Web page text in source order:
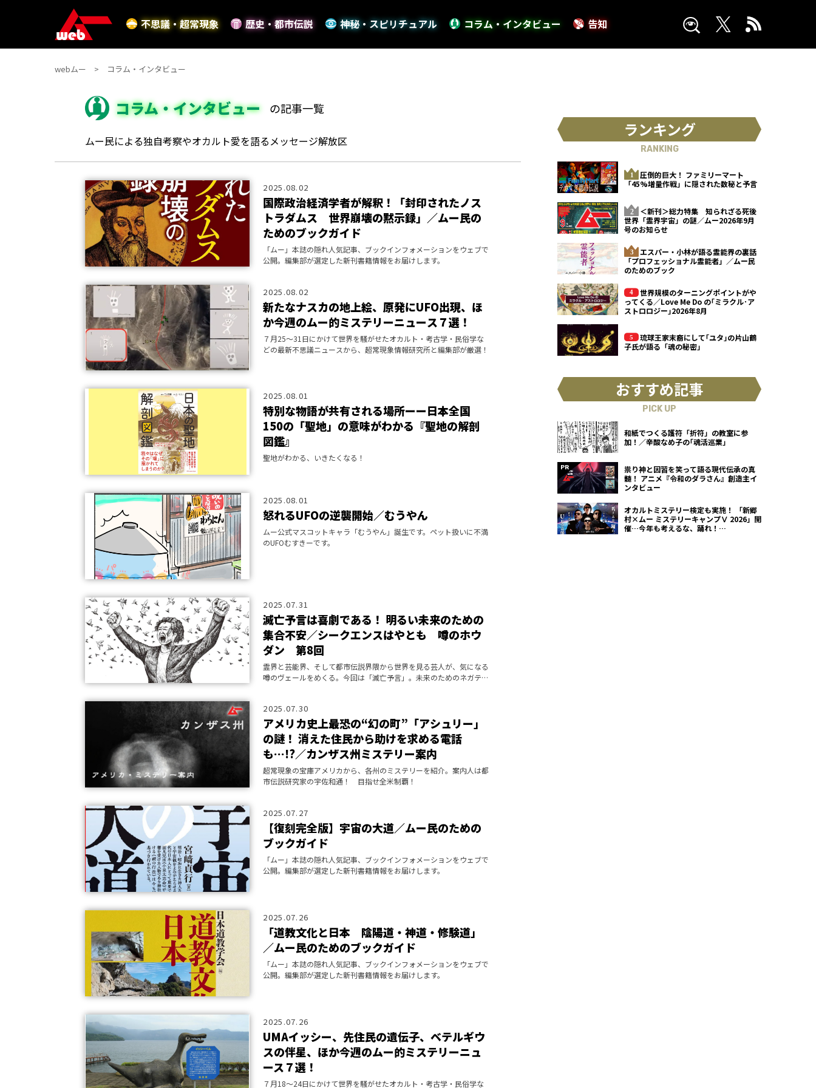
不思議・超常現象 歴史・都市伝説 神秘・スピリチュアル コラム・インタビュー 告知
webムー コラム・インタビュー
コラム・インタビュー の記事一覧
ムー民による独自考察やオカルト愛を語るメッセージ解放区
2025.08.02
国際政治経済学者が解釈！「封印されたノス
トラダムス 世界崩壊の黙示録」／ムー民の
ためのブックガイド
「ムー」本誌の隠れ人気記事、ブックインフォメーションをウェブで
公開。編集部が選定した新刊書籍情報をお届けします。
2025.08.02
新たなナスカの地上絵、原発にUFO出現、ほ
か今週のムー的ミステリーニュース７選！
７月25～31日にかけて世界を騒がせたオカルト・考古学・民俗学な
どの最新不思議ニュースから、超常現象情報研究所と編集部が厳選！
2025.08.01
特別な物語が共有される場所ーー日本全国
150の「聖地」の意味がわかる『聖地の解剖
図鑑』
聖地がわかる、いきたくなる！
2025.08.01
怒れるUFOの逆襲開始／むうやん
ムー公式マスコットキャラ「むうやん」誕生です。ペット扱いに不満
のUFOむすきーです。
2025.07.31
滅亡予言は喜劇である！ 明るい未来のための
集合不安／シークエンスはやとも 噂のホウ
ダン 第8回
霊界と芸能界、そして都市伝説界隈から世界を見る芸人が、気になる
噂のヴェールをめくる。今回は「滅亡予言」。未来のためのネガティ
2025.07.30
アメリカ史上最恐の“幻の町”「アシュリー」
の謎！ 消えた住民から助けを求める電話
も…!?／カンザス州ミステリー案内
超常現象の宝庫アメリカから、各州のミステリーを紹介。案内人は都
市伝説研究家の宇佐和通！ 目指せ全米制覇！
2025.07.27
【復刻完全版】宇宙の大道／ムー民のための
ブックガイド
「ムー」本誌の隠れ人気記事、ブックインフォメーションをウェブで
公開。編集部が選定した新刊書籍情報をお届けします。
2025.07.26
「道教文化と日本 陰陽道・神道・修験道」
／ムー民のためのブックガイド
「ムー」本誌の隠れ人気記事、ブックインフォメーションをウェブで
公開。編集部が選定した新刊書籍情報をお届けします。
2025.07.26
UMAイッシー、先住民の遺伝子、ベテルギウ
スの伴星、ほか今週のムー的ミステリーニュ
ース７選！
７月18～24日にかけて世界を騒がせたオカルト・考古学・民俗学な
ランキング
RANKING
圧倒的巨大！ ファミリーマート
「45%増量作戦」に隠された数秘と予言
＜新刊＞総力特集 知られざる死後
世界「霊界宇宙」の謎／ムー2026年9月
号のお知らせ
エスパー・小林が語る霊能界の裏話
「プロフェッショナル霊能者」／ムー民
のためのブック
世界規模のターニングポイントがや
ってくる／Love Me Do の｢ミラクル･ア
ストロロジー｣2026年8月
琉球王家末裔にして｢ユタ｣の片山鶴
子氏が語る「魂の秘密」
おすすめ記事
PICK UP
和紙でつくる護符「折符」の教室に参
加！／辛酸なめ子の｢魂活巡業｣
祟り神と因習を笑って語る現代伝承の真
髄！ アニメ『令和のダラさん』創造主イ
ンタビュー
オカルトミステリー検定も実施！ 「新郷
村×ムー ミステリーキャンプⅤ 2026」開
催…今年も考えるな、踊れ！